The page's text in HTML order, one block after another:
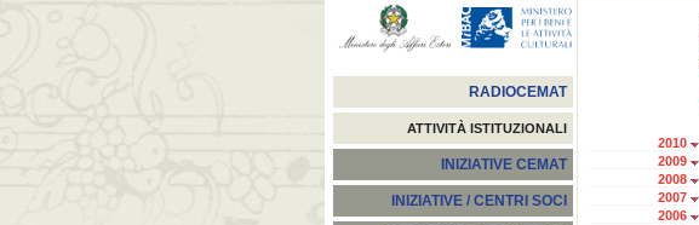
RADIOCEMAT
ATTIVITÀ ISTITUZIONALI
INIZIATIVE CEMAT
INIZIATIVE / CENTRI SOCI
2010
2009
2008
2007
2006